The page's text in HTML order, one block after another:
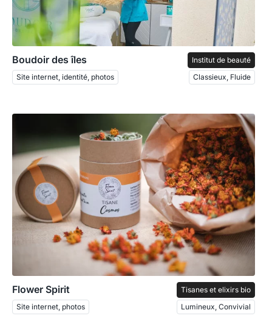
Boudoir des îles
Institut de beauté
Site internet, identité, photos
Classieux, Fluide
Flower Spirit
Tisanes et elixirs bio
Site internet, photos
Lumineux, Convivial